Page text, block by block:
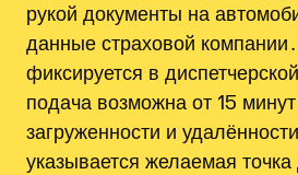
рукой документы на
данные страховой
фиксируется в
подача возможна от 15
загруженности и
указывается желаемая